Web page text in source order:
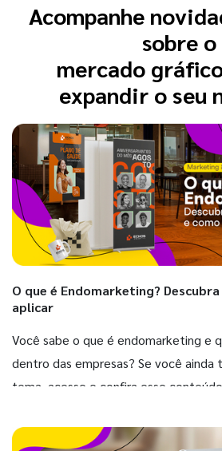
Acompanhe
sobre o
mercado
expandir o seu
O que é Endomarketing?
aplicar
Você sabe o que é endomarketing e
dentro das empresas? Se você ainda
tema, acesse e confira esse